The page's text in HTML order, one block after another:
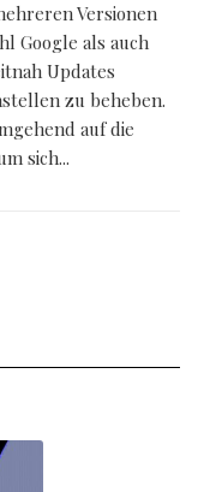
Versionen
Google als auch
Updates
zu beheben.
auf die
sich...